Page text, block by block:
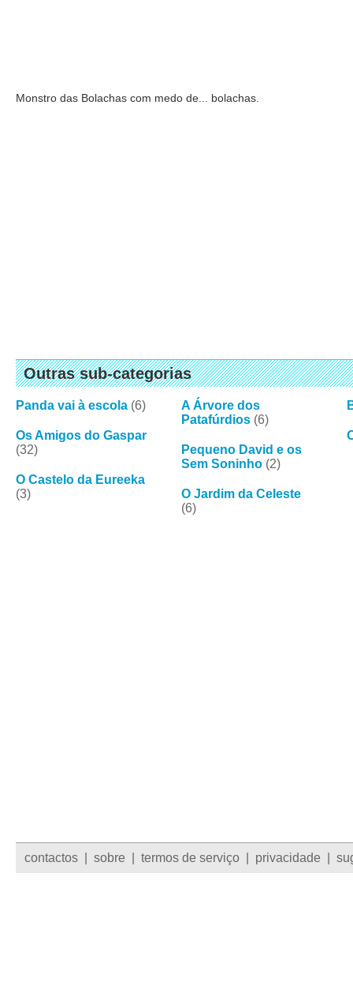
Monstro das Bolachas com medo de... bolachas.
Outras sub-categorias
Panda vai à escola (6)
Os Amigos do Gaspar
(32)
O Castelo da Eureeka
(3)
A Árvore dos
Patafúrdios (6)
Pequeno David e os
Sem Soninho (2)
O Jardim da Celeste
(6)
contactos sobre termos de serviço privacidade